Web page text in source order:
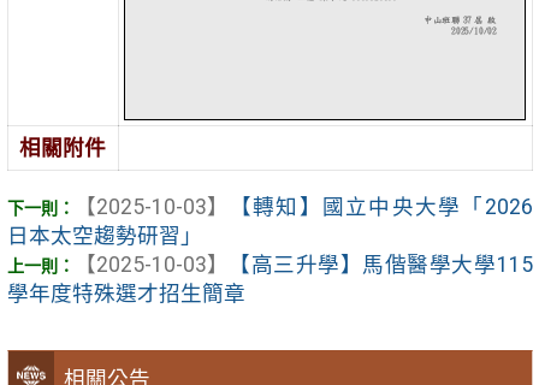
相關公告
相關附件
【2025-10-03】
【轉知】國立中央大學「2026
日本太空趨勢研習」
【2025-10-03】
【高三升學】馬偕醫學大學115
學年度特殊選才招生簡章